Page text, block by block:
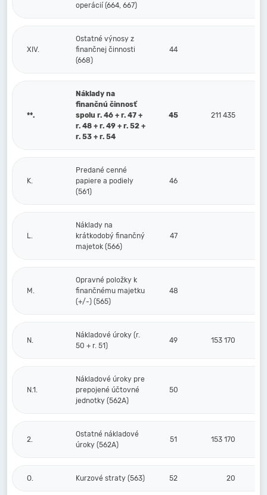
operácií (664, 667)
XIV.
Ostatné výnosy z
finančnej činnosti
(668)
44
**.
Náklady na
finančnú činnosť
spolu r. 46 + r. 47 +
r. 48 + r. 49 + r. 52 +
r. 53 + r. 54
45 211 435
K.
Predané cenné
papiere a podiely
(561)
46
L.
Náklady na
krátkodobý finančný
majetok (566)
47
M.
Opravné položky k
finančnému majetku
(+/-) (565)
48
N.
Nákladové úroky (r.
50 + r. 51)
49 153 170
N.1.
Nákladové úroky pre
prepojené účtovné
jednotky (562A)
50
2.
Ostatné nákladové
úroky (562A)
51 153 170
O. Kurzové straty (563) 52 20